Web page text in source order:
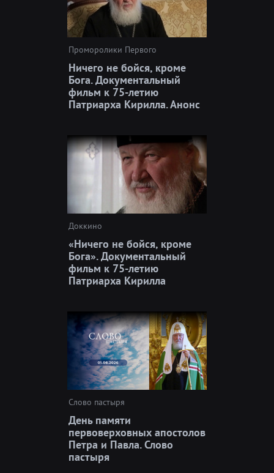
Проморолики Первого
Ничего не бойся, кроме
Бога. Документальный
фильм к 75-летию
Патриарха Кирилла. Анонс
Доккино
«Ничего не бойся, кроме
Бога». Документальный
фильм к 75-летию
Патриарха Кирилла
Слово пастыря
День памяти
первоверховных апостолов
Петра и Павла. Слово
пастыря